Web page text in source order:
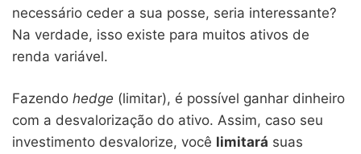
necessário ceder a sua posse, seria interessante?
Na verdade, isso existe para muitos ativos de
renda variável.
Fazendo hedge (limitar), é possível ganhar dinheiro
com a desvalorização do ativo. Assim, caso seu
investimento desvalorize, você limitará suas